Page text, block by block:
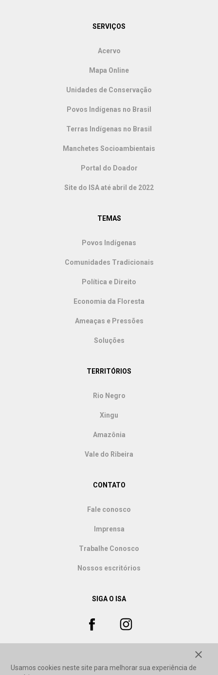
SERVIÇOS
Acervo
Mapa Online
Unidades de Conservação
Povos Indígenas no Brasil
Terras Indígenas no Brasil
Manchetes Socioambientais
Portal do Doador
Site do ISA até abril de 2022
TEMAS
Povos Indígenas
Comunidades Tradicionais
Política e Direito
Economia da Floresta
Ameaças e Pressões
Soluções
TERRITÓRIOS
Rio Negro
Xingu
Amazônia
Vale do Ribeira
CONTATO
Fale conosco
Imprensa
Trabalhe Conosco
Nossos escritórios
SIGA O ISA
Usamos cookies neste site para melhorar sua experiência de
close